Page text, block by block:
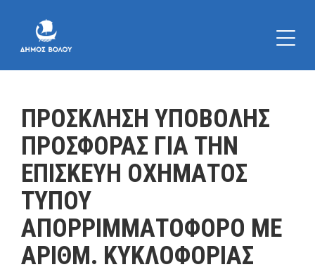
ΠΡΟΣΚΛΗΣΗ ΥΠΟΒΟΛΗΣ
ΠΡΟΣΦΟΡΑΣ ΓΙΑ ΤΗΝ
ΕΠΙΣΚΕΥΗ ΟΧΗΜΑΤΟΣ
ΤΥΠΟΥ
ΑΠΟΡΡΙΜΜΑΤΟΦΟΡΟ ΜΕ
ΑΡΙΘΜ. ΚΥΚΛΟΦΟΡΙΑΣ